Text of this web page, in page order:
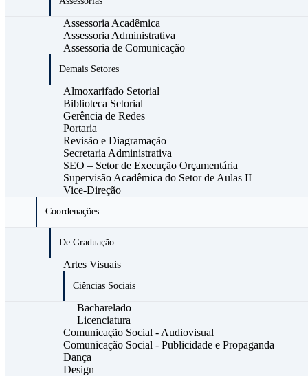
Assessoria Acadêmica
Assessoria Administrativa
Assessoria de Comunicação
Demais Setores
Almoxarifado Setorial
Biblioteca Setorial
Gerência de Redes
Portaria
Revisão e Diagramação
Secretaria Administrativa
SEO – Setor de Execução Orçamentária
Supervisão Acadêmica do Setor de Aulas II
Vice-Direção
Coordenações
De Graduação
Artes Visuais
Ciências Sociais
Bacharelado
Licenciatura
Comunicação Social - Audiovisual
Comunicação Social - Publicidade e Propaganda
Dança
Design